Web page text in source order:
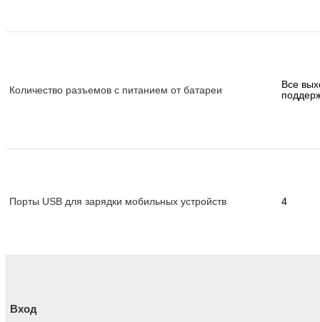
Количество разъемов с питанием от батареи
Все
Порты USB для зарядки мобильных устройств 4
Вход